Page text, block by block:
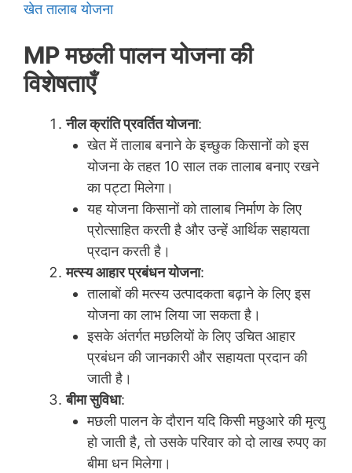
खेत तालाब योजना
MP मछली पालन योजना की
विशेषताएँ
नील क्रांति प्रवर्तित योजना:
खेत में तालाब बनाने के इच्छुक किसानों को इस
योजना के तहत 10 साल तक तालाब बनाए रखने
का पट्टा मिलेगा।
यह योजना किसानों को तालाब निर्माण के लिए
प्रोत्साहित करती है और उन्हें आर्थिक सहायता
प्रदान करती है।
मत्स्य आहार प्रबंधन योजना:
तालाबों की मत्स्य उत्पादकता बढ़ाने के लिए इस
योजना का लाभ लिया जा सकता है।
इसके अंतर्गत मछलियों के लिए उचित आहार
प्रबंधन की जानकारी और सहायता प्रदान की
जाती है।
बीमा सुविधा:
मछली पालन के दौरान यदि किसी मछुआरे की मृत्यु
हो जाती है, तो उसके परिवार को दो लाख रुपए का
बीमा धन मिलेगा।